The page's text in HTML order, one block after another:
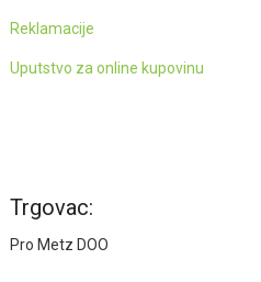
Reklamacije
Uputstvo za online kupovinu
Trgovac:
Pro Metz DOO